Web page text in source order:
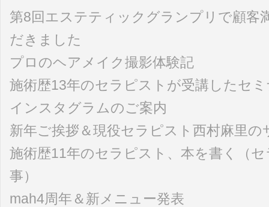
第8回エステティックグランプリで顧客
だきました
プロのヘアメイク撮影体験記
施術歴13年のセラピストが受講したセ
インスタグラムのご案内
新年ご挨拶＆現役セラピスト西村麻里の
施術歴11年のセラピスト、本を書く（
事）
mah4周年＆新メニュー発表